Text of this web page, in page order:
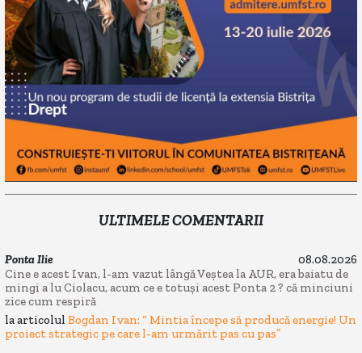
ULTIMELE COMENTARII
Ponta Ilie
08.08.2026
Cine e acest Ivan, l-am vazut lângă Veștea la AUR, era baiatu de
mingi a lu Ciolacu, acum ce e totuși acest Ponta 2 ? că minciuni
zice cum respiră
la articolul Bogdan Ivan: “ Mintia începe să producă energie! Un
proiect strategic pe care l-am urmărit pas cu pas”